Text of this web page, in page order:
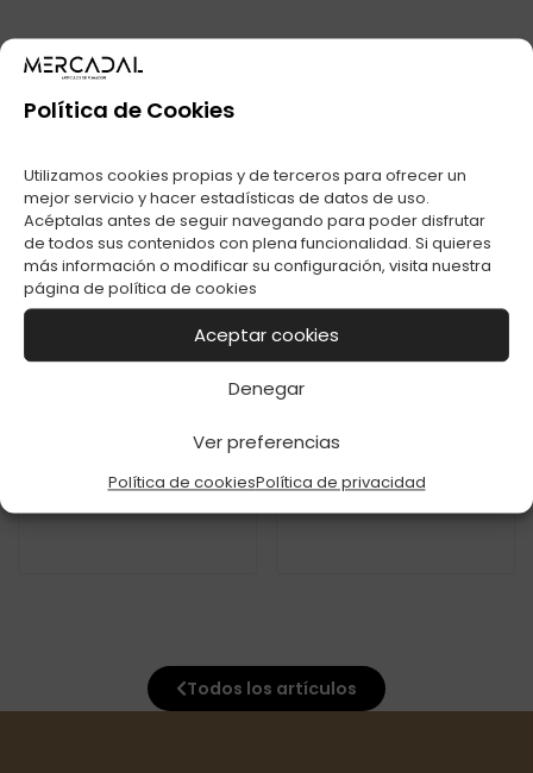
Política de Cookies
Utilizamos cookies propias y de terceros para ofrecer un
mejor servicio y hacer estadísticas de datos de uso.
Acéptalas antes de seguir navegando para poder disfrutar
de todos sus contenidos con plena funcionalidad. Si quieres
más información o modificar su configuración, visita nuestra
página de política de cookies
Aceptar cookies
Denegar
Ver preferencias
Política de cookiesPolítica de privacidad
ENC. CLIPPER FLOW
MAGI C-48
DECORADO ROLLING
ON FIRE C-48
ENC. CLIPPER FLOW
ENC. CLIPPER FLOW
Todos los artículos